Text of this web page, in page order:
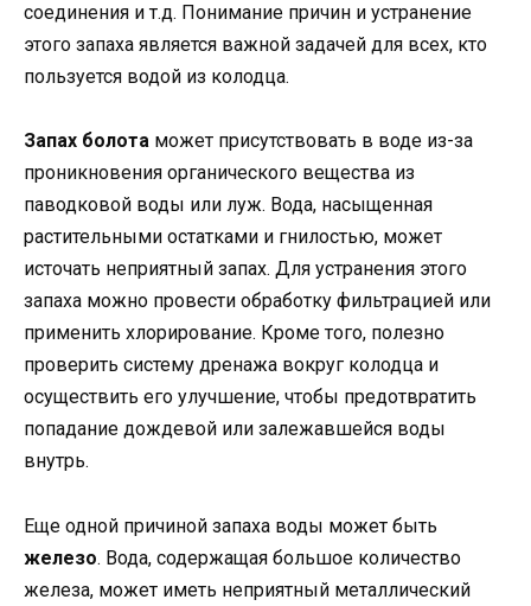
соединения и т.д. Понимание причин и устранение
этого запаха является важной задачей для всех, кто
пользуется водой из колодца.
Запах болота может присутствовать в воде из-за
проникновения органического вещества из
паводковой воды или луж. Вода, насыщенная
растительными остатками и гнилостью, может
источать неприятный запах. Для устранения этого
запаха можно провести обработку фильтрацией или
применить хлорирование. Кроме того, полезно
проверить систему дренажа вокруг колодца и
осуществить его улучшение, чтобы предотвратить
попадание дождевой или залежавшейся воды
внутрь.
Еще одной причиной запаха воды может быть
железо. Вода, содержащая большое количество
железа, может иметь неприятный металлический